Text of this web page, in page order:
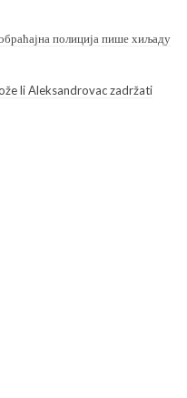
полиција пише хиљаду
li Aleksandrovac zadržati